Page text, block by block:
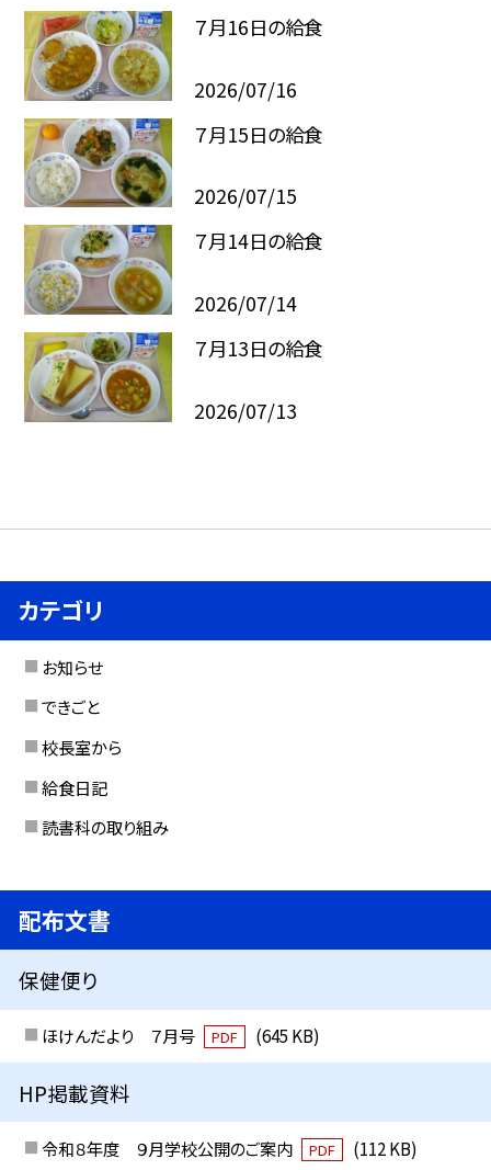
７月16日の給食
2026/07/16
７月15日の給食
2026/07/15
７月14日の給食
2026/07/14
７月13日の給食
2026/07/13
カテゴリ
お知らせ
できごと
校長室から
給食日記
読書科の取り組み
配布文書
保健便り
ほけんだより ７月号 PDF (645 KB)
HP掲載資料
令和８年度 ９月学校公開のご案内 PDF (112 KB)